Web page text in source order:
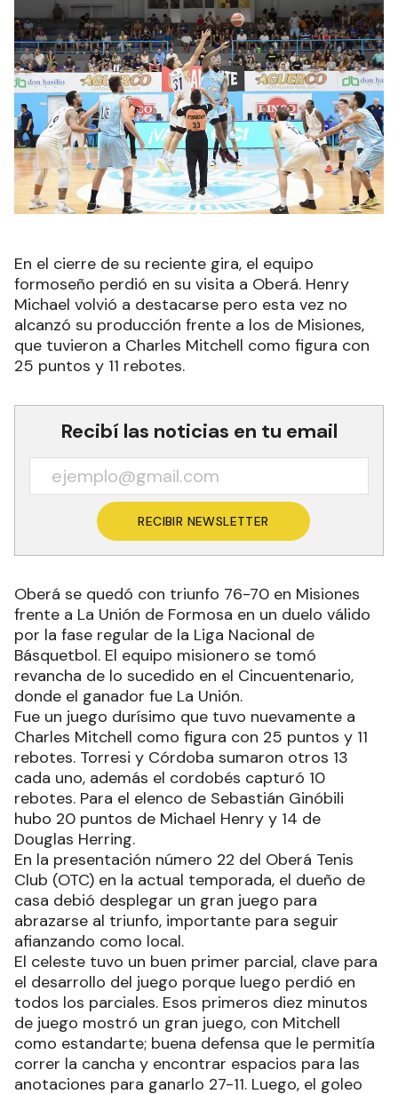
En el cierre de su reciente gira, el equipo
formoseño perdió en su visita a Oberá. Henry
Michael volvió a destacarse pero esta vez no
alcanzó su producción frente a los de Misiones,
que tuvieron a Charles Mitchell como figura con
25 puntos y 11 rebotes.
Recibí las noticias en tu email
RECIBIR NEWSLETTER
Oberá se quedó con triunfo 76-70 en Misiones
frente a La Unión de Formosa en un duelo válido
por la fase regular de la Liga Nacional de
Básquetbol. El equipo misionero se tomó
revancha de lo sucedido en el Cincuentenario,
donde el ganador fue La Unión.
Fue un juego durísimo que tuvo nuevamente a
Charles Mitchell como figura con 25 puntos y 11
rebotes. Torresi y Córdoba sumaron otros 13
cada uno, además el cordobés capturó 10
rebotes. Para el elenco de Sebastián Ginóbili
hubo 20 puntos de Michael Henry y 14 de
Douglas Herring.
En la presentación número 22 del Oberá Tenis
Club (OTC) en la actual temporada, el dueño de
casa debió desplegar un gran juego para
abrazarse al triunfo, importante para seguir
afianzando como local.
El celeste tuvo un buen primer parcial, clave para
el desarrollo del juego porque luego perdió en
todos los parciales. Esos primeros diez minutos
de juego mostró un gran juego, con Mitchell
como estandarte; buena defensa que le permitía
correr la cancha y encontrar espacios para las
anotaciones para ganarlo 27-11. Luego, el goleo